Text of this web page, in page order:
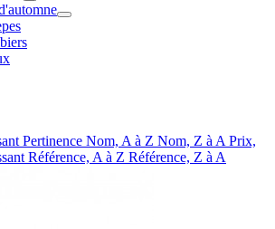
Pertinence Nom, A à Z Nom, Z à A Prix,
Référence, A à Z Référence, Z à A